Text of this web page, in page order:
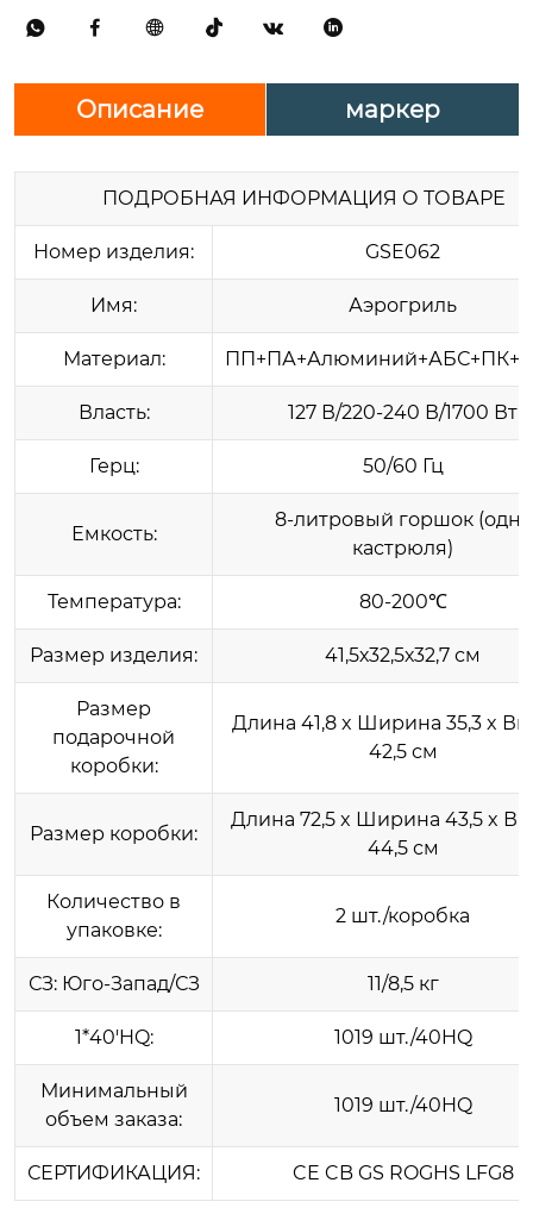
     
Описание маркер
ПОДРОБНАЯ ИНФОРМАЦИЯ О ТОВАРЕ
Номер изделия: GSE062
Имя: Аэрогриль
Материал:
Власть: 127 В/220-240 В/1700 Вт
Герц: 50/60 Гц
Емкость:
8-литровый горшок (одна
кастрюля)
Температура: 80-200℃
Размер изделия: 41,5х32,5х32,7 см
Размер
подарочной
коробки:
Длина 41,8 x Ширина 35,3 x
42,5 см
Размер коробки:
Длина 72,5 x Ширина 43,5 x
44,5 см
Количество в
упаковке:
2 шт./коробка
СЗ: Юго-Запад/СЗ 11/8,5 кг
1*40'HQ: 1019 шт./40HQ
Минимальный
объем заказа:
1019 шт./40HQ
СЕРТИФИКАЦИЯ: CE CB GS ROGHS LFG8